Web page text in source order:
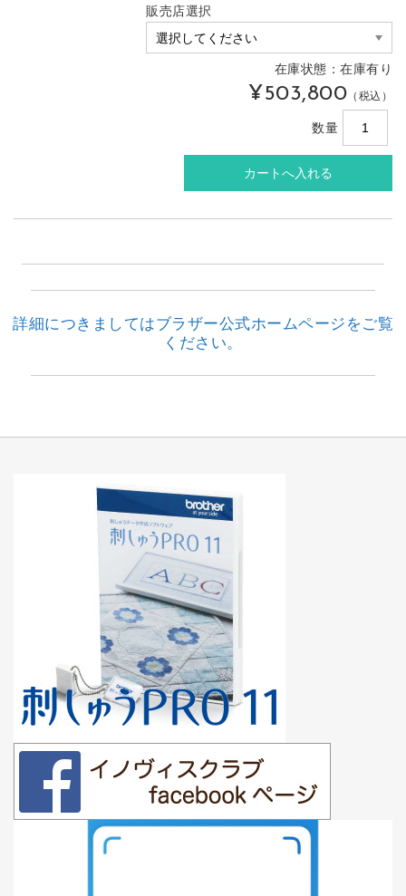
販売店選択
在庫状態：在庫有り
¥503,800 （税込）
数量
詳細につきましてはブラザー公式ホームページをご覧
ください。